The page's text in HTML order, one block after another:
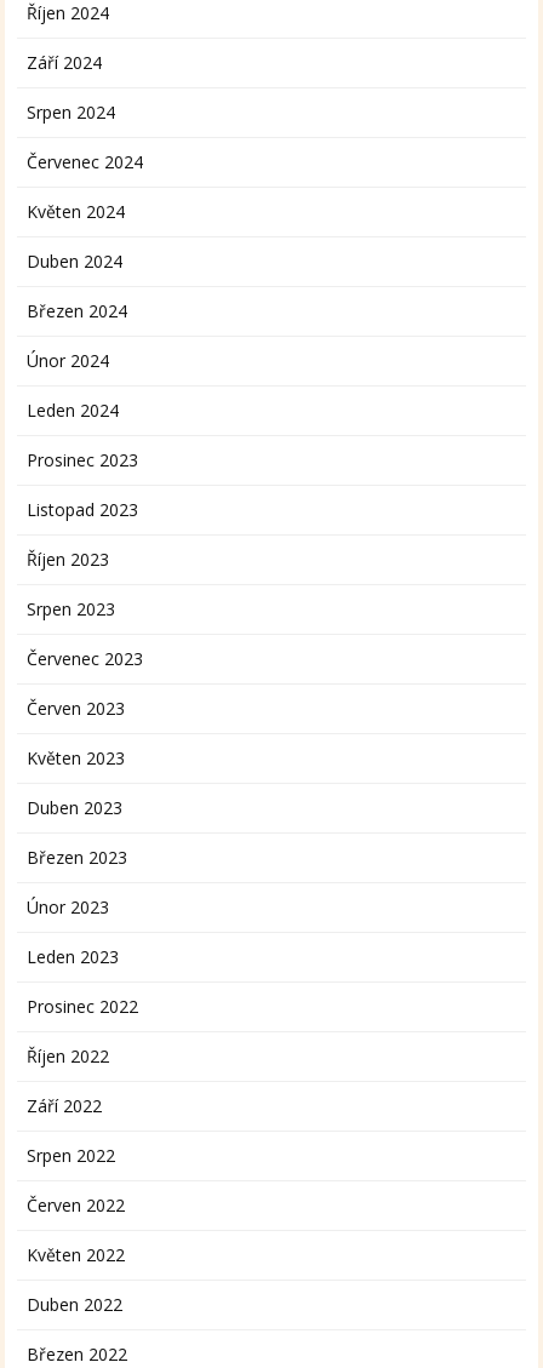
Říjen 2024
Září 2024
Srpen 2024
Červenec 2024
Květen 2024
Duben 2024
Březen 2024
Únor 2024
Leden 2024
Prosinec 2023
Listopad 2023
Říjen 2023
Srpen 2023
Červenec 2023
Červen 2023
Květen 2023
Duben 2023
Březen 2023
Únor 2023
Leden 2023
Prosinec 2022
Říjen 2022
Září 2022
Srpen 2022
Červen 2022
Květen 2022
Duben 2022
Březen 2022